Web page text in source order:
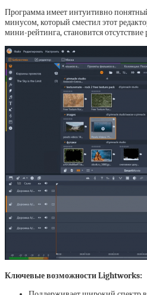
Программа имеет интуитивно
минусом, который сместил этот
мини-рейтинга, становится отсутствие
Ключевые возможности Lightworks: